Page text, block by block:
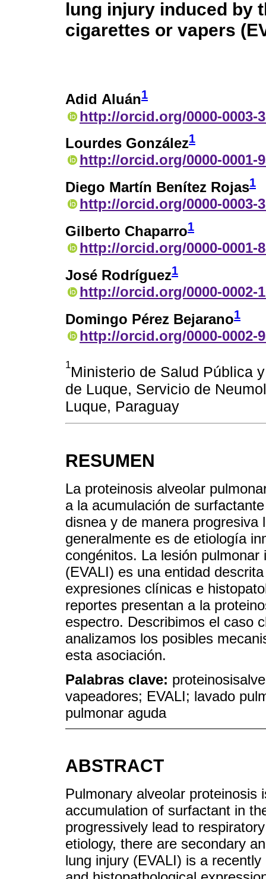
lung injury induced by
cigarettes or vapers
Adid Aluán1
http://orcid.org/0000-0003-
Lourdes González1
http://orcid.org/0000-0001-
Diego Martín Benítez Rojas1
http://orcid.org/0000-0003-
Gilberto Chaparro1
http://orcid.org/0000-0001-
José Rodríguez1
http://orcid.org/0000-0002-
Domingo Pérez Bejarano1
http://orcid.org/0000-0002-
1Ministerio de Salud Pública
de Luque, Servicio de
Luque, Paraguay
RESUMEN
La proteinosis alveolar
a la acumulación de
disnea y de manera progresiva
generalmente es de etiología
congénitos. La lesión
(EVALI) es una entidad
expresiones clínicas e
reportes presentan a la
espectro. Describimos el caso
analizamos los posibles
esta asociación.
Palabras clave:
vapeadores; EVALI; lavado
pulmonar aguda
ABSTRACT
Pulmonary alveolar proteinosis
accumulation of surfactant in
progressively lead to
etiology, there are secondary
lung injury (EVALI) is a